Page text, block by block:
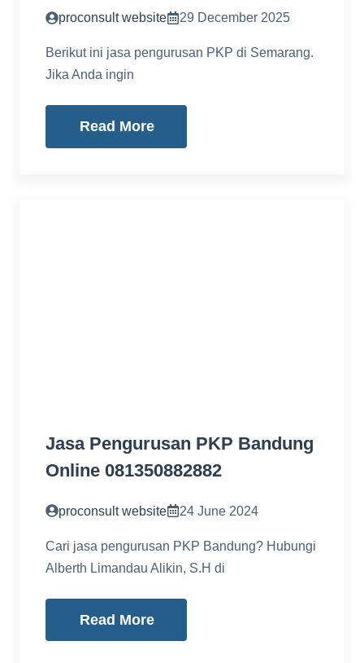
proconsult website 29 December 2025
Berikut ini jasa pengurusan PKP di Semarang.
Jika Anda ingin
Read More
Jasa Pengurusan PKP Bandung
Online 081350882882
proconsult website 24 June 2024
Cari jasa pengurusan PKP Bandung? Hubungi
Alberth Limandau Alikin, S.H di
Read More